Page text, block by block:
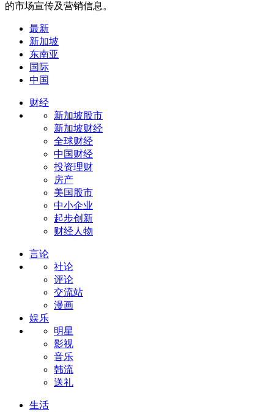
的市场宣传及营销信息。
最新
新加坡
东南亚
国际
中国
财经
新加坡股市
新加坡财经
全球财经
中国财经
投资理财
房产
美国股市
中小企业
起步创新
财经人物
言论
社论
评论
交流站
漫画
娱乐
明星
影视
音乐
韩流
送礼
生活